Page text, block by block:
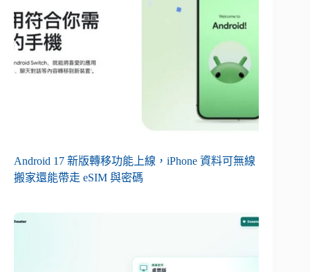
Android 17 新版轉移功能上線，iPhone 資料可無線
搬家還能帶走 eSIM 與密碼